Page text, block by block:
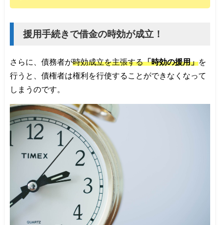
援用手続きで借金の時効が成立！
さらに、債務者が時効成立を主張する「時効の援用」を
行うと、債権者は権利を行使することができなくなって
しまうのです。